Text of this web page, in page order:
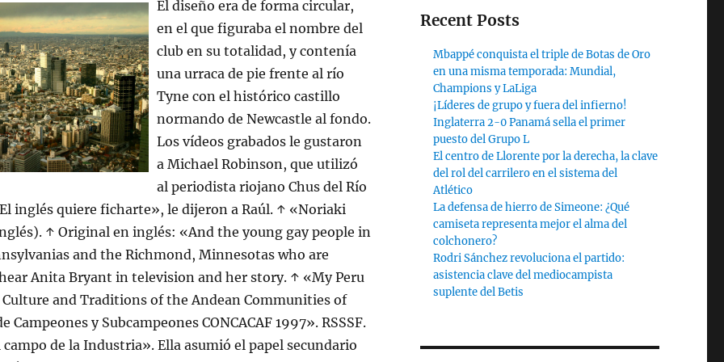
El diseño era de forma circular,
en el que figuraba el nombre del
club en su totalidad, y contenía
una urraca de pie frente al río
Tyne con el histórico castillo
normando de Newcastle al fondo.
Los vídeos grabados le gustaron
a Michael Robinson, que utilizó
al periodista riojano Chus del Río
inglés quiere ficharte», le dijeron a Raúl. ↑ «Noriaki
↑ Original en inglés: «And the young gay people in
and the Richmond, Minnesotas who are
Anita Bryant in television and her story. ↑ «My Peru
and Traditions of the Andean Communities of
Campeones y Subcampeones CONCACAF 1997». RSSSF.
de la Industria». Ella asumió el papel secundario
Recent Posts
Mbappé conquista el triple de Botas de Oro
en una misma temporada: Mundial,
Champions y LaLiga
¡Líderes de grupo y fuera del infierno!
Inglaterra 2-0 Panamá sella el primer
puesto del Grupo L
El centro de Llorente por la derecha, la clave
del rol del carrilero en el sistema del
Atlético
La defensa de hierro de Simeone: ¿Qué
camiseta representa mejor el alma del
colchonero?
Rodri Sánchez revoluciona el partido:
asistencia clave del mediocampista
suplente del Betis